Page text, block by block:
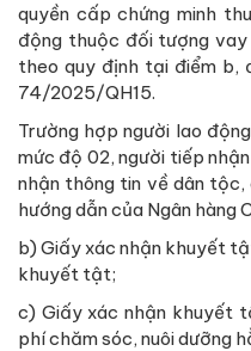
quyền cấp chứng minh
động thuộc đối tượng
theo quy định tại điểm b,
74/2025/QH15.
Trường hợp người lao
mức độ 02, người tiếp
nhận thông tin về dân
hướng dẫn của Ngân hàng
b) Giấy xác nhận khuyết
khuyết tật;
c) Giấy xác nhận khuyết
phí chăm sóc, nuôi dưỡng